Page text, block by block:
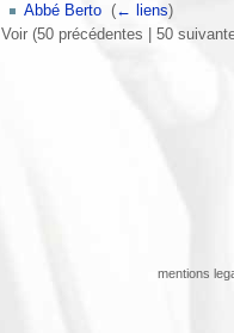
Abbé Berto‎ (← liens)
Voir (50 précédentes | 50
mentions